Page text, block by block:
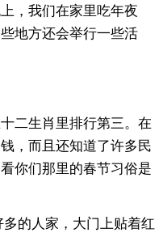
，我们在家里吃年夜
地方还会举行一些活
二生肖里排行第三。在
，而且还知道了许多民
你们那里的春节习俗是
的人家，大门上贴着红